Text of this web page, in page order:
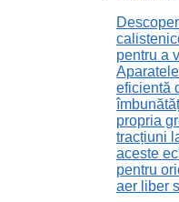
pentru a
eficientă
propria
tracțiuni
aceste
pentru
aer liber